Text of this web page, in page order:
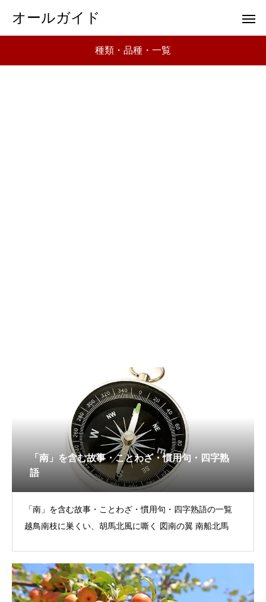
オールガイド
種類・品種・一覧
「南」を含む故事・ことわざ・慣用句・四字熟
語
「南」を含む故事・ことわざ・慣用句・四字熟語の一覧
越鳥南枝に巣くい、胡馬北風に嘶く 図南の翼 南船北馬